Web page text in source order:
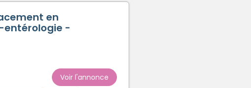
en
-
Voir l'annonce